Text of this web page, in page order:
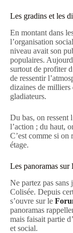
Les gradins et les
En montant dans
l’organisation
niveau avait son
populaires.
surtout de profiter
de ressentir
dizaines de milliers
gladiateurs.
Du bas, on ressent
l’action ; du haut,
C’est comme si on
étage.
Les panoramas
Ne partez pas
Colisée. Depuis
s’ouvre sur le
panoramas
mais faisait partie
et social.